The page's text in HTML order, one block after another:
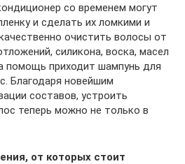
со временем могут
и сделать их ломкими и
очистить волосы от
силикона, воска, масел
помощь приходит шампунь для
Благодаря новейшим
составов, устроить
теперь можно не только в
от которых стоит